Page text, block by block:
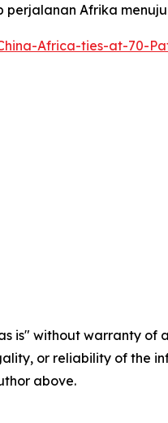
Afrika
Africa-ties-at-70-
is" without warranty
or reliability of the
above.